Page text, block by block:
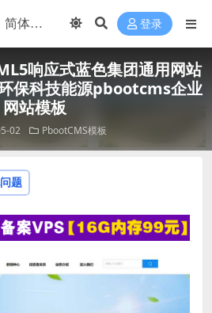
登录
响应式蓝色集团通用网站
保科技能源pbootcms企业
网站模板
02 PbootCMS模板
题